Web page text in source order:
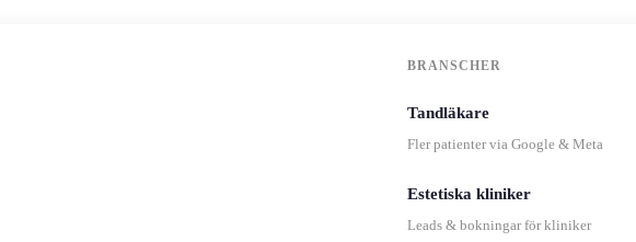
BRANSCHER
Tandläkare
Fler patienter via Google & Meta
Estetiska kliniker
Leads & bokningar för kliniker